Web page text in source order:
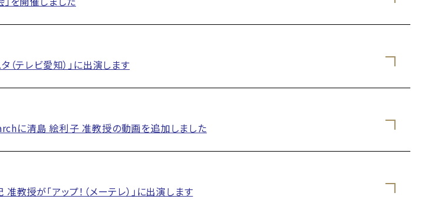
テレビ愛知）」に出演します
に清島 絵利子 准教授の動画を追加しました
授が「アップ！（メーテレ）」に出演します